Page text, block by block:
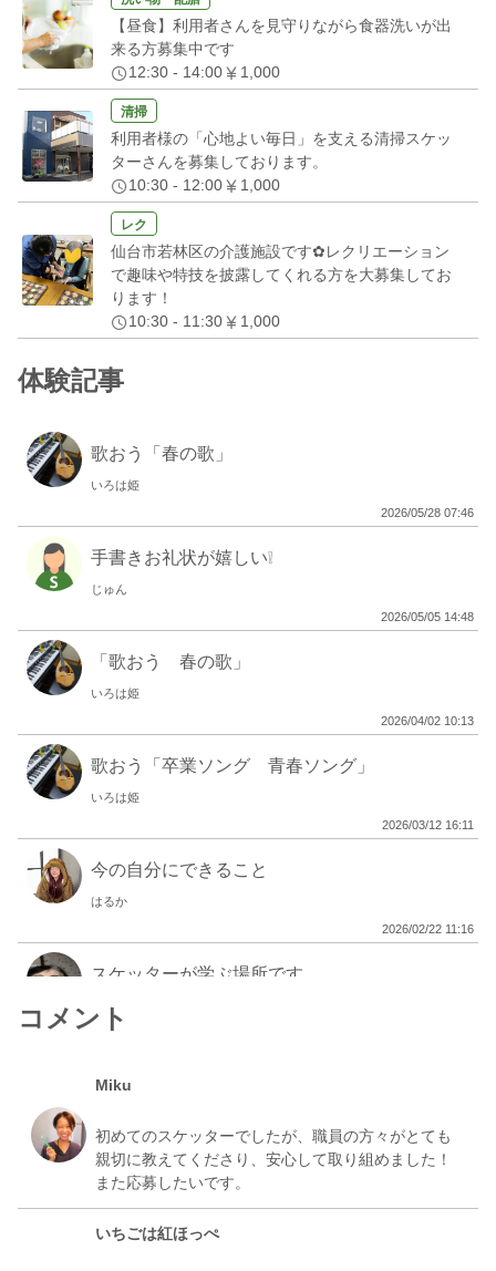
【昼食】利用者さんを見守りながら食器洗いが出
来る方募集中です
12:30 - 14:00
1,000
清掃
利用者様の「心地よい毎日」を支える清掃スケッ
ターさんを募集しております。
10:30 - 12:00
1,000
レク
仙台市若林区の介護施設です✿レクリエーション
で趣味や特技を披露してくれる方を大募集してお
ります！
10:30 - 11:30
1,000
体験記事
歌おう「春の歌」
いろは姫
2026/05/28 07:46
手書きお礼状が嬉しい❕️
じゅん
2026/05/05 14:48
「歌おう 春の歌」
いろは姫
2026/04/02 10:13
歌おう「卒業ソング 青春ソング」
いろは姫
2026/03/12 16:11
今の自分にできること
はるか
2026/02/22 11:16
スケッターが学ぶ場所です。
菅野美恵子
暖かい春の訪れ
2026/03/12 09:18
正月飾りと利用者さん
ふうせんたろう
コメント
Miku
初めてのスケッターでしたが、職員の方々がとても
親切に教えてくださり、安心して取り組めました！
いちごは紅ほっぺ